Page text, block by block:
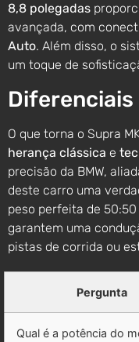
8,8 polegadas
avançada, com
Auto. Além disso, o
um toque de
Diferenciais
O que torna o Supra
herança clássica e
precisão da BMW,
deste carro uma
peso perfeita de
garantem uma
pistas de corrida ou
Pergunta
Qual é a potência do